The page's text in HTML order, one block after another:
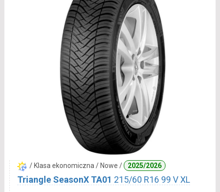
/ Klasa ekonomiczna / Nowe / 2025/2026
Triangle SeasonX TA01 215/60 R16 99 V XL